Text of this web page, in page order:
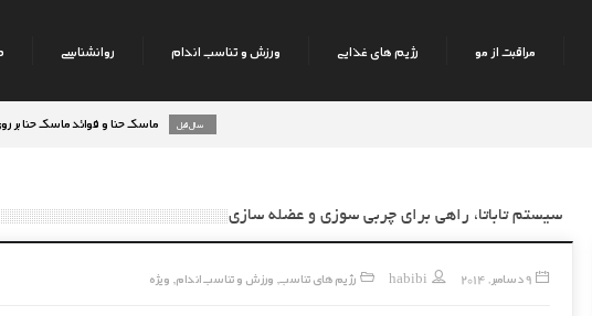
مراقبت از مو رژیم های غذایی ورزش و تناسب اندام روانشناسی
ماسک حنا و فوائد ماسک حنا بر روی پوست صورت
سیستم تاباتا، راهی برای چربی سوزی و عضله سازی
9 دسامبر, 2014 habibi رژیم های تناسب, ورزش و تناسب اندام, ویژه